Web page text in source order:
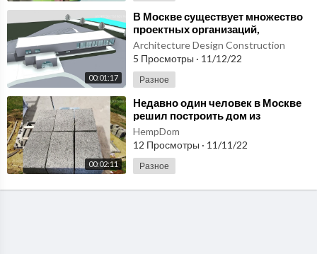
00:01:17
⁣В Москве существует множество
проектных организаций,
предлагающих услуги
комплексного проектирования
Architecture Design Construction
5 Просмотры · 11/12/22
Разное
00:02:11
⁣Недавно один человек в Москве
решил построить дом из
конопляных блоков.
HempDom
12 Просмотры · 11/11/22
Разное